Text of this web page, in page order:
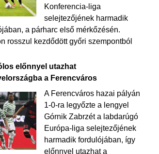
Konferencia-liga
selejtezőjének harmadik
a párharc első mérkőzésén.
rosszul kezdődött győri szempontból
előnnyel utazhat
a Ferencváros
A Ferencváros hazai pályán
1-0-ra legyőzte a lengyel
Górnik Zabrzét a labdarúgó
Európa-liga selejtezőjének
harmadik fordulójában, így
előnnyel utazhat a